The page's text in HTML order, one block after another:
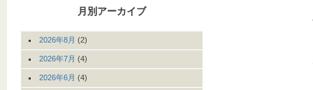
月別アーカイブ
2026年8月 (2)
2026年7月 (4)
2026年6月 (4)